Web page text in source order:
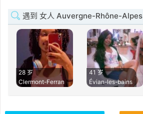
遇到 女人 Auvergne-Rhône-Alpes
28 岁
Clermont-Ferran
41 岁
Évian-les-bains